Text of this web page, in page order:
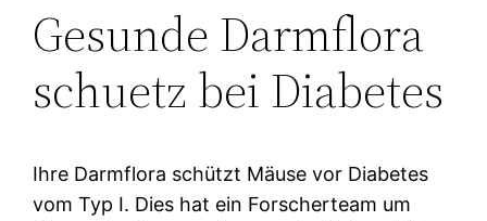
Gesunde Darmflora
schuetz bei Diabetes
Ihre Darmflora schützt Mäuse vor Diabetes
vom Typ I. Dies hat ein Forscherteam um